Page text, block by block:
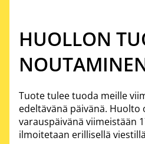
HUOLLON
Tuote tulee tuoda meille
edeltävänä päivänä. Huolto
varauspäivänä viimeistään
ilmoitetaan erillisellä